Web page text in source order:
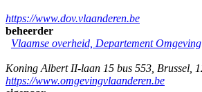
https://www.dov.vlaanderen.be
beheerder
Vlaamse overheid, Departement Omgeving
Koning Albert II-laan 15 bus 553 Brussel
https://www.omgevingvlaanderen.be